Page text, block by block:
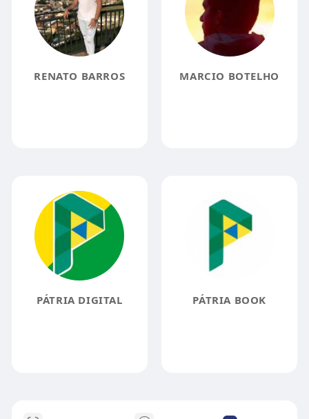
RENATO BARROS MARCIO BOTELHO
PÁTRIA DIGITAL PÁTRIA BOOK